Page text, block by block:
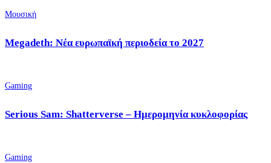
Μουσική
Megadeth: Νέα ευρωπαϊκή περιοδεία το 2027
Gaming
Serious Sam: Shatterverse – Ημερομηνία κυκλοφορίας
Gaming